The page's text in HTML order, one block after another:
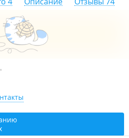
т 100-летия Владивостока,